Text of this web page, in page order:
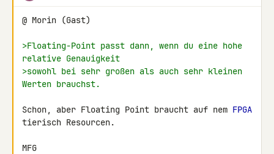
@ Morin (Gast)
>Floating-Point passt dann, wenn du eine hohe
relative Genauigkeit
>sowohl bei sehr großen als auch sehr kleinen
Werten brauchst.
Schon, aber Floating Point braucht auf nem FPGA
tierisch Resourcen.
MFG